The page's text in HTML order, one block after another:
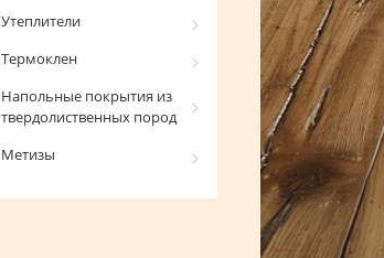
Утеплители
Термоклен
Напольные покрытия из
твердолиственных пород
Метизы